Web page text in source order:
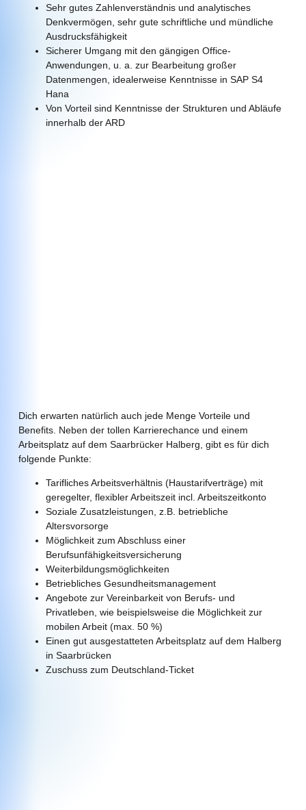
Sehr gutes Zahlenverständnis und analytisches
Denkvermögen, sehr gute schriftliche und mündliche
Ausdrucksfähigkeit
Sicherer Umgang mit den gängigen Office-
Anwendungen, u. a. zur Bearbeitung großer
Datenmengen, idealerweise Kenntnisse in SAP S4
Hana
Von Vorteil sind Kenntnisse der Strukturen und Abläufe
innerhalb der ARD
Dich erwarten natürlich auch jede Menge Vorteile und
Benefits. Neben der tollen Karrierechance und einem
Arbeitsplatz auf dem Saarbrücker Halberg, gibt es für dich
folgende Punkte:
Tarifliches Arbeitsverhältnis (Haustarifverträge) mit
geregelter, flexibler Arbeitszeit incl. Arbeitszeitkonto
Soziale Zusatzleistungen, z.B. betriebliche
Altersvorsorge
Möglichkeit zum Abschluss einer
Berufsunfähigkeitsversicherung
Weiterbildungsmöglichkeiten
Betriebliches Gesundheitsmanagement
Angebote zur Vereinbarkeit von Berufs- und
Privatleben, wie beispielsweise die Möglichkeit zur
mobilen Arbeit (max. 50 %)
Einen gut ausgestatteten Arbeitsplatz auf dem Halberg
in Saarbrücken
Zuschuss zum Deutschland-Ticket